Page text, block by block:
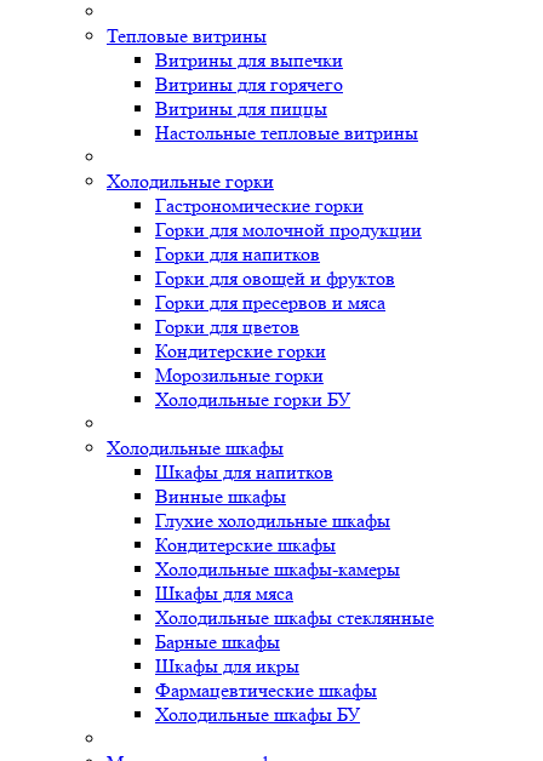
Тепловые витрины
Витрины для выпечки
Витрины для горячего
Витрины для пиццы
Настольные тепловые витрины
Холодильные горки
Гастрономические горки
Горки для молочной продукции
Горки для напитков
Горки для овощей и фруктов
Горки для пресервов и мяса
Горки для цветов
Кондитерские горки
Морозильные горки
Холодильные горки БУ
Холодильные шкафы
Шкафы для напитков
Винные шкафы
Глухие холодильные шкафы
Кондитерские шкафы
Холодильные шкафы-камеры
Шкафы для мяса
Холодильные шкафы стеклянные
Барные шкафы
Шкафы для икры
Фармацевтические шкафы
Холодильные шкафы БУ